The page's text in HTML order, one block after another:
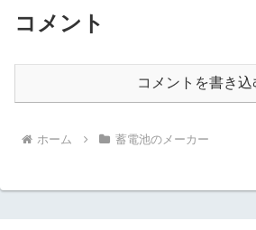
コメント
コメントを書き込
ホーム 蓄電池のメーカー